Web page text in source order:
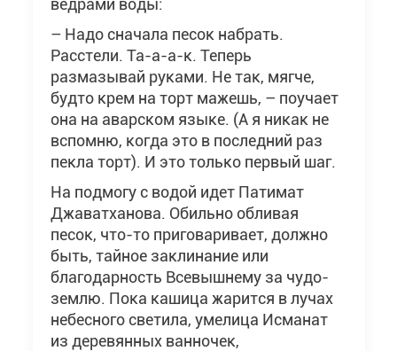
ведрами воды:
– Надо сначала песок набрать.
Расстели. Та-а-а-к. Теперь
размазывай руками. Не так, мягче,
будто крем на торт мажешь, – поучает
она на аварском языке. (А я никак не
вспомню, когда это в последний раз
пекла торт). И это только первый шаг.
На подмогу с водой идет Патимат
Джаватханова. Обильно обливая
песок, что-то приговаривает, должно
быть, тайное заклинание или
благодарность Всевышнему за чудо-
землю. Пока кашица жарится в лучах
небесного светила, умелица Исманат
из деревянных ванночек,